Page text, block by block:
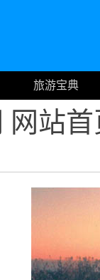
旅游宝典
网站